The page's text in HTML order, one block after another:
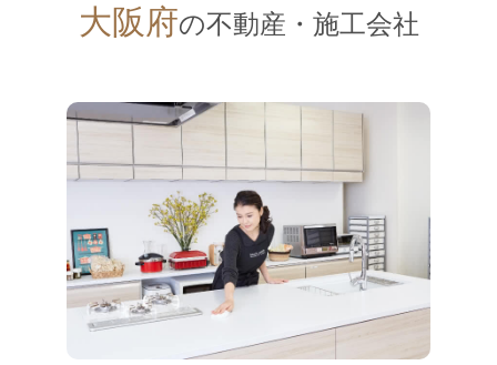
大阪府の不動産・施工会社